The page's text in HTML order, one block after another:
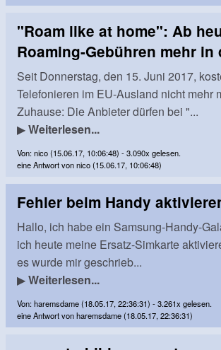
"Roam like at home": Ab
Roaming-Gebühren mehr in
Seit Donnerstag, den 15. Juni 2017,
Telefonieren im EU-Ausland nicht mehr
Zuhause: Die Anbieter dürfen bei "...
▶Weiterlesen...
Von: nico (15.06.17, 10:06:48) - 3.090x gelesen.
eine Antwort von nico (15.06.17, 10:06:48)
Fehler beim Handy
Hallo, ich habe ein Samsung-Handy-
ich heute meine Ersatz-Simkarte
es wurde mir geschrieb...
▶Weiterlesen...
Von: haremsdame (18.05.17, 22:36:31) - 3.261x gelesen.
eine Antwort von haremsdame (18.05.17, 22:36:31)